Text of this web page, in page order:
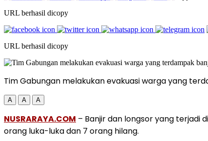
URL berhasil dicopy
URL berhasil dicopy
Tim Gabungan melakukan evakuasi warga yang
A A A
NUSRARAYA.COM – Banjir dan longsor yang terjadi
orang luka-luka dan 7 orang hilang.